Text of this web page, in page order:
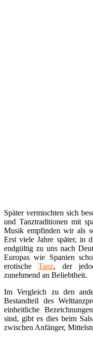
Später vermischten sich
und Tanztraditionen mit
Musik empfinden wir als
Erst viele Jahre später, in
endgültig zu uns nach
Europas wie Spanien
erotischeTanz, der
zunehmend an Beliebtheit.
Im Vergleich zu den
Bestandteil des
einheitliche
sind, gibt es dies beim
zwischen Anfänger,